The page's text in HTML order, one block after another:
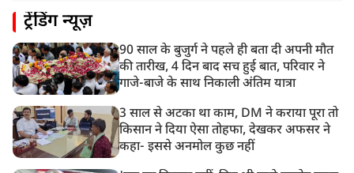
ट्रेंडिंग न्यूज़
90 साल के बुजुर्ग ने पहले ही बता दी अपनी मौत
की तारीख, 4 दिन बाद सच हुई बात, परिवार ने
गाजे-बाजे के साथ निकाली अंतिम यात्रा
3 साल से अटका था काम, DM ने कराया पूरा तो
किसान ने दिया ऐसा तोहफा, देखकर अफसर ने
कहा- इससे अनमोल कुछ नहीं